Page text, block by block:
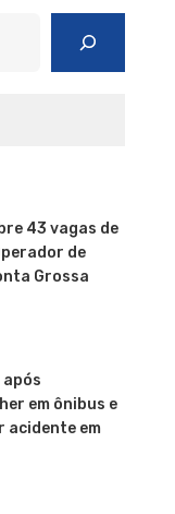
43 vagas de
de
Grossa
após
em ônibus e
em